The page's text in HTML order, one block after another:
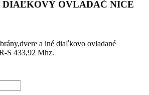
OVLADAČ NICE
a iné diaľkovo ovladané
S 433,92 Mhz.